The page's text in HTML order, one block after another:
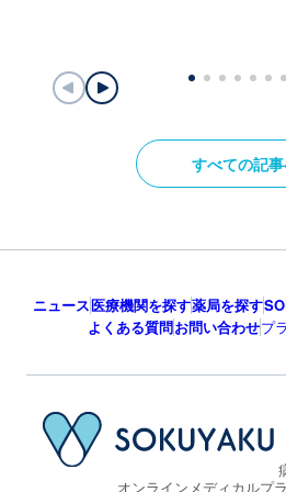
すべての記
ニュース医療機関を探す薬局を探す
よくある質問お問い合わせプ
オンラインメディカルプ